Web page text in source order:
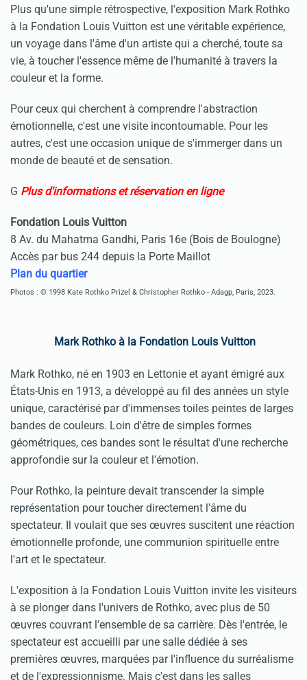
Plus qu'une simple rétrospective, l'exposition Mark Rothko
à la Fondation Louis Vuitton est une véritable expérience,
un voyage dans l'âme d'un artiste qui a cherché, toute sa
vie, à toucher l'essence même de l'humanité à travers la
couleur et la forme.
Pour ceux qui cherchent à comprendre l'abstraction
émotionnelle, c'est une visite incontournable. Pour les
autres, c'est une occasion unique de s'immerger dans un
monde de beauté et de sensation.
G Plus d'informations et réservation en ligne
Fondation Louis Vuitton
8 Av. du Mahatma Gandhi, Paris 16e (Bois de Boulogne)
Accès par bus 244 depuis la Porte Maillot
Plan du quartier
Photos : © 1998 Kate Rothko Prizel & Christopher Rothko - Adagp, Paris, 2023.
Mark Rothko à la Fondation Louis Vuitton
Mark Rothko, né en 1903 en Lettonie et ayant émigré aux
États-Unis en 1913, a développé au fil des années un style
unique, caractérisé par d'immenses toiles peintes de larges
bandes de couleurs. Loin d'être de simples formes
géométriques, ces bandes sont le résultat d'une recherche
approfondie sur la couleur et l'émotion.
Pour Rothko, la peinture devait transcender la simple
représentation pour toucher directement l'âme du
spectateur. Il voulait que ses œuvres suscitent une réaction
émotionnelle profonde, une communion spirituelle entre
l'art et le spectateur.
L'exposition à la Fondation Louis Vuitton invite les visiteurs
à se plonger dans l'univers de Rothko, avec plus de 50
œuvres couvrant l'ensemble de sa carrière. Dès l'entrée, le
spectateur est accueilli par une salle dédiée à ses
premières œuvres, marquées par l'influence du surréalisme
et de l'expressionnisme. Mais c'est dans les salles